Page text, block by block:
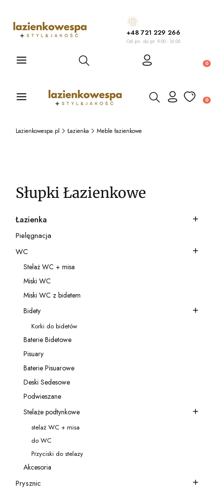
+48 721 229 266
Od pn. do pt. 9.00 - 16.00
Otwórz wyszukiwarkę
Otwórz wyszukiwarkę
Lazienkowespa.pl Łazienka Meble łazienkowe
Słupki Łazienkowe
Kategoria - Łazienka
Łazienka
Kategoria - Pielęgnacja
Pielęgnacja
Kategoria - WC
WC
Kategoria - Stelaż WC + misa
Stelaż WC + misa
Kategoria - Miski WC
Miski WC
Kategoria - Miski WC z bidetem
Miski WC z bidetem
Kategoria - Bidety
Bidety
Kategoria - Korki do bidetów
Korki do bidetów
Kategoria - Baterie Bidetowe
Baterie Bidetowe
Kategoria - Pisuary
Pisuary
Kategoria - Baterie Pisuarowe
Baterie Pisuarowe
Kategoria - Deski Sedesowe
Deski Sedesowe
Kategoria - Podwieszane
Podwieszane
Kategoria - Stelaże podtynkowe
Stelaże podtynkowe
Kategoria - stelaż WC + misa
stelaż WC + misa
Kategoria - do WC
do WC
Kategoria - Przyciski do stelazy
Przyciski do stelazy
Kategoria - Akcesoria
Akcesoria
Kategoria - Prysznic
Prysznic